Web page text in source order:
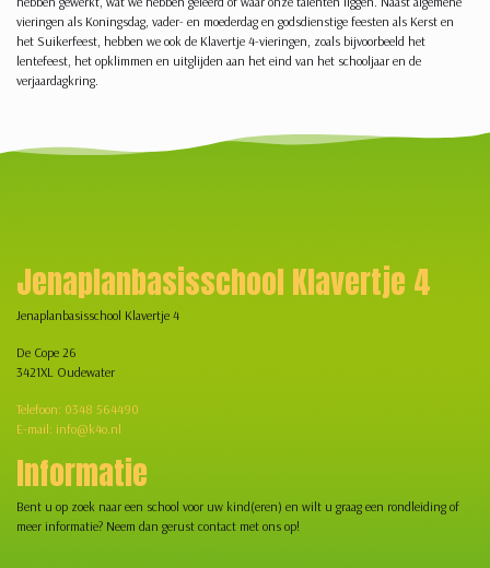
vieringen als Koningsdag, vader- en moederdag en godsdienstige feesten als Kerst en
het Suikerfeest, hebben we ook de Klavertje 4-vieringen, zoals bijvoorbeeld het
lentefeest, het opklimmen en uitglijden aan het eind van het schooljaar en de
verjaardagkring.
Jenaplanbasisschool Klavertje 4
Jenaplanbasisschool Klavertje 4
De Cope 26
3421XL Oudewater
Telefoon: 0348 564490
E-mail: info@k4o.nl
Informatie
Bent u op zoek naar een school voor uw kind(eren) en wilt u graag een rondleiding of
meer informatie? Neem dan gerust contact met ons op!